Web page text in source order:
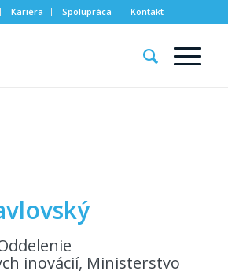
Kariéra Spolupráca Kontakt
inovácií, Ministerstvo